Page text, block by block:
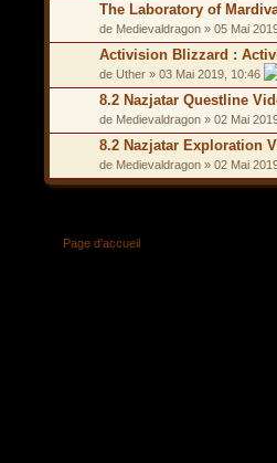
The Laboratory of
de Medievaldragon » 05 Mai
Activision Blizzard :
de Uther » 03 Mai 2019, 10:46
8.2 Nazjatar Questline
de Medievaldragon » 02 Mai
8.2 Nazjatar Exploration
de Medievaldragon » 02 Mai
Page d'accueil